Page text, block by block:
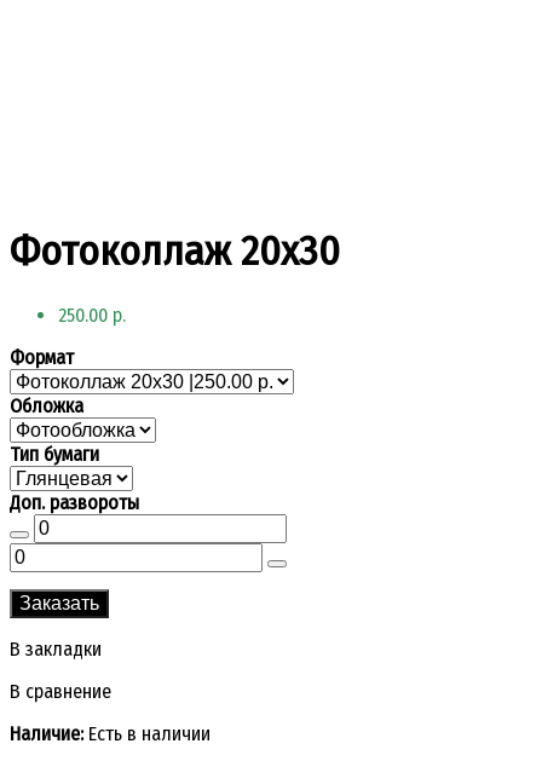
Фотоколлаж 20x30
250.00 р.
Формат
Обложка
Тип бумаги
Доп. развороты
Заказать
В закладки
В сравнение
Наличие:Есть в наличии